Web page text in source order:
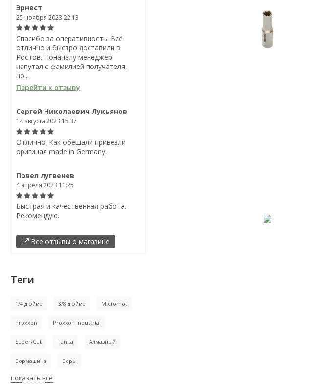
Эрнест
25 ноября 2023 22:13
Спасибо за оперативность. Всё
отлично и быстро доставили в
Ростов. Поначалу менеджер
напутал с фамилией получателя,
но...
Перейти к отзыву
Сергей Николаевич Лукьянов
14 августа 2023 15:37
Отлично! Как обещали привезли
оригинал made in Germany.
Павел лугвенев
4 апреля 2023 11:25
Быстрая и качественная работа.
Рекомендую.
Все отзывы о магазине
Теги
1/4 дюйма 3/8 дюйма Micromot
Proxxon Proxxon Industrial
Super-Cut Tanita Алмазный
Бормашина Боры
показать все